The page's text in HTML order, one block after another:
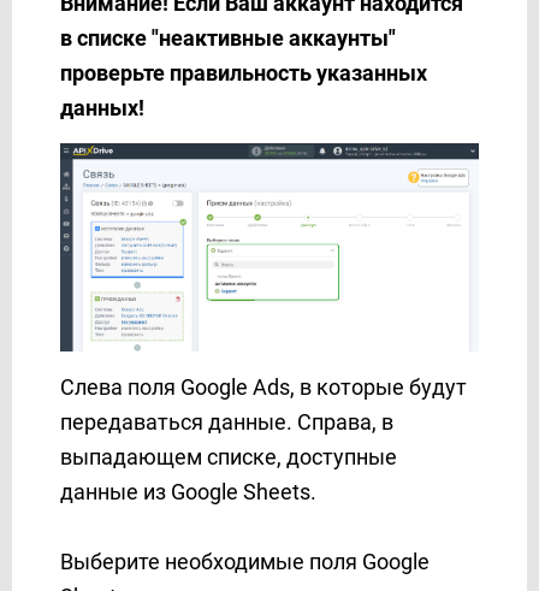
TurboSMS
Twilio
TXTImpact
TxtSync
UKR.NET
Unipost
Vbout
VerticalResponse
Webex Interact
Webhooks
WHATSAPP (через партнера AceBot)
Wire2Air
Wrike
в списке "неактивные аккаунты"
проверьте правильность указанных
данных!
Слева поля Google Ads, в которые будут
передаваться данные. Справа, в
выпадающем списке, доступные
данные из Google Sheets.
Выберите необходимые поля Google